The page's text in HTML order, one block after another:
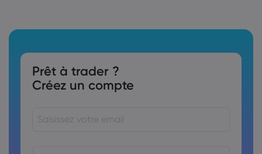
Prêt à trader ?
Créez un compte